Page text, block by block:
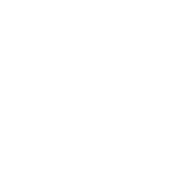
Alb cu